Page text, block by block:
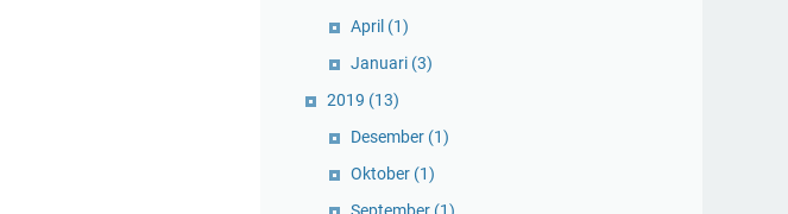
April (1)
Januari (3)
2019 (13)
Desember (1)
Oktober (1)